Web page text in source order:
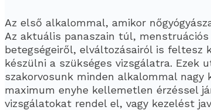
Az első alkalommal, amikor
Az aktuális panaszain túl,
betegségeiről, elváltozásairól is feltesz
készülni a szükséges vizsgálatra. Ezek
szakorvosunk minden alkalommal
maximum enyhe kellemetlen érzéssel
vizsgálatokat rendel el, vagy kezelést